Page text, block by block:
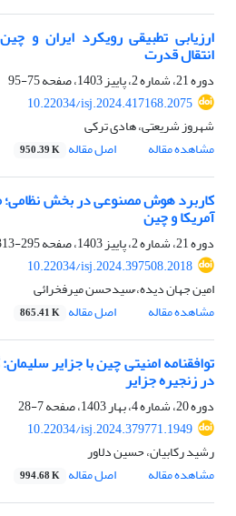
ارزیابی تطبیقی رویکرد ایران و
انتقال قدرت
دوره 21، شماره 2، پاییز 1403، صفحه
75-95
10.22034/isj.2024.417168.2075
شهروز شریعتی، هادی ترکی
مشاهده مقاله
اصل مقاله 950.39 K
کاربرد هوش مصنوعی در بخش نظامی؛
آمریکا و چین
دوره 21، شماره 2، پاییز 1403، صفحه
295-313
10.22034/isj.2024.397508.2018
امین جهان دیده، ُسیدحسن میرفخرائی
مشاهده مقاله
اصل مقاله 865.41 K
توافقنامه امنیتی چین با جزایر
در زنجیره جزایر
دوره 20، شماره 4، بهار 1403، صفحه
7-28
10.22034/isj.2024.379771.1949
رشید رکابیان، حسین دلاور
مشاهده مقاله
اصل مقاله 994.68 K